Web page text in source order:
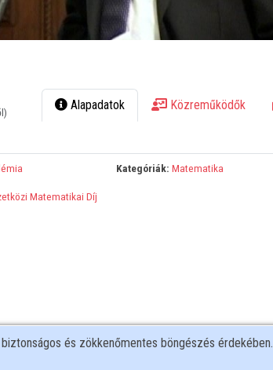
Alapadatok Közreműködők
Kategóriák: Matematika
Matematikai Díj
és zökkenőmentes böngészés érdekében.